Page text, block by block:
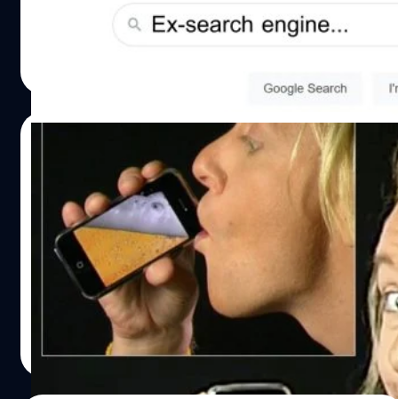
ธรรมเนียมความเสี่ยงพุ่งสูงขึ้นกว่า 1,000% ทำไมการปิดช่อง
แคบฮอร์มุซ ถึงเป็นเรื่องใหญ่ ? "ช่องแคบฮอร์มุซ" เปรียบ
ช่องแคบที่มีความกว้างเพียง 33 กิโลเมตร ณ จุดที่แคบที่สุดนี้
นี่คือจุดยุทธศาสตร์ที่เชื่อมต่ออ่าวเปอร์เซียเข้ากับอ่าวโอมาน
และมหาสมุทรอินเดีย ทว่าในปัจจุบัน ความตึงเครียดทางการ
เมืองระหว่างอิหร่านและชาติมหาอำนาจได้ผลักดันให้โลกก้าว
เข้าสู่ภาวะสุ่มเสี่ยง เมื่อเส้นทางเดินเรือที่สำคัญที่สุดถูกข่มขู่
ด้วยการปิดล้อมและการระงับการเดินเรือ ต้องบอกก่อนว่าสิ่ง
สำคัญที่สุดของช่องแคบฮอร์มุซคือปริมาณของทรัพยากรที่
ไหลผ่านในแต่ละวัน ข้อมูลจากหน่วยงานพลังงานระบุว่า ราว 1
ใน 5 ของปริมาณการใช้น้ำมันทั่วโลก…
ว่า ชื่อ Google จริง ๆ แล้วทีมต้องการสะกดเป็นคำว่า Googol
แต่พิมพ์ผิดเลยกลายเป็น Google ที่เราเห็นกันทุกวันนี้ ?
Code บทความนี้จะมาไขข้อสงสัยว่าคำว่า ‘Google’ คำนี้มีที่มา
จากอะไร และมีตำนานเบื้องหลังจากที่ไหนที่คุณอาจไม่เคยรู้
มาก่อน จริง ๆ แล้ว Google เคยใช้ชื่อว่า ‘BackRub’ ย้อนกลับ
ไปเมื่อปี 1996 ณ มหาวิทยาลัยสแตนฟอร์ด เซอร์เกย์ บริน
(Sergey Brin) และ แลร์รี่ เพจ (Larry Page) สองคู่หูนักศึกษา
ปริญญาเอกมีไอเดียว่าจะสร้าง Search…
‘สตีฟ ชีราตัน’ จากศิลปินสุดติสต์สู่ผู้สร้าง
แอปฯ iBeer
เชื่อไหมว่าแอปฯ แรก ๆ ที่ทำเงินหลักล้านบน App Store ไม่ใช่
เกมหรือเครื่องมือซับซ้อน แต่คือแอปฯ ดื่มเบียร์ดิจิทัลง่าย ๆ
แต่สร้างรายได้หลายล้าน ! โพสต์นี้ BT Source Code จะพามา
เจาะถึงไอเดียธรรมดา ๆ แต่สร้างมูลค่ามหาศาลของสตีฟ ชีรา
ตัน (Steve Sheraton) และเจาะกลยุทธ์เบื้องหลัง ‘ความ
ธรรมดา’ แต่ตอบโจทย์อย่างแอปฯ iBeer และแบ็กกราวนด์
ของชีราตันที่เป็นจุดกำเนิดแอปฯ เจ๋ง ๆ อีกมากมาย จุดกำเนิด
iBeer ย้อนกลับไปเมื่อปี 2008 ตอนที่ App Store ยังใหม่ ๆ
กานต์สิรี บัววิชัยศิลป์| 163 days ago
Read More